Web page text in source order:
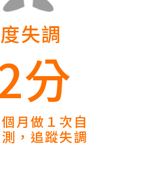
失調
分
月做１次自
，追蹤失調